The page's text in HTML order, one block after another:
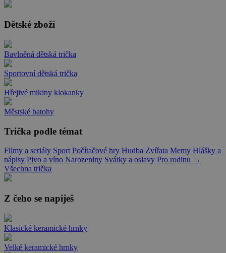
Dětské zboží
Bavlněná dětská trička
Sportovní dětská trička
Hřejivé mikiny klokanky
Městské batohy
Trička podle témat
Filmy a seriály Sport Počítačové hry Hudba Zvířata Memy Hlášky a
nápisy Pivo a víno Narozeniny Svátky a oslavy Pro rodinu →
Všechna trička
Z čeho se napiješ
Klasické keramické hrnky
Velké keramické hrnky